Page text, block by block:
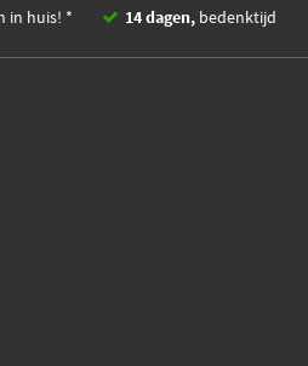
in huis! * 14 dagen, bedenktijd